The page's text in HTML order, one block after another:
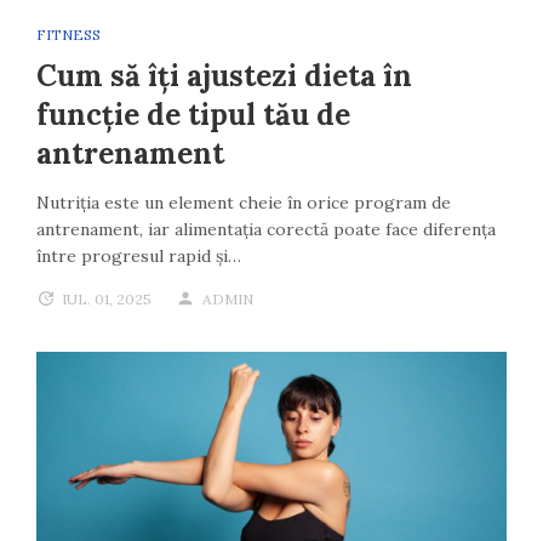
FITNESS
Cum să îți ajustezi dieta în
funcție de tipul tău de
antrenament
Nutriția este un element cheie în orice program de
antrenament, iar alimentația corectă poate face diferența
între progresul rapid și…
IUL. 01, 2025 ADMIN